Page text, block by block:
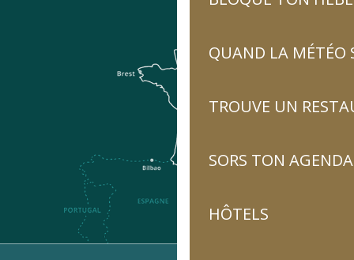
QUAND LA MÉTÉO
TROUVE UN
SORS TON AGENDA
HÔTELS